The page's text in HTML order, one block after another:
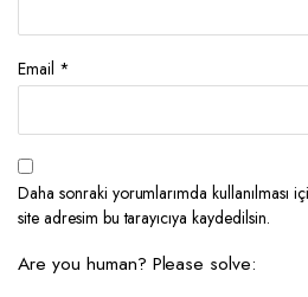
Email *
Daha sonraki yorumlarımda kullanılması
site adresim bu tarayıcıya kaydedilsin.
Are you human? Please solve: